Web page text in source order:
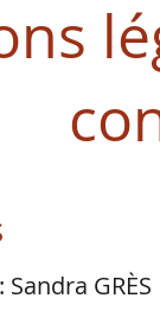
GRÈS